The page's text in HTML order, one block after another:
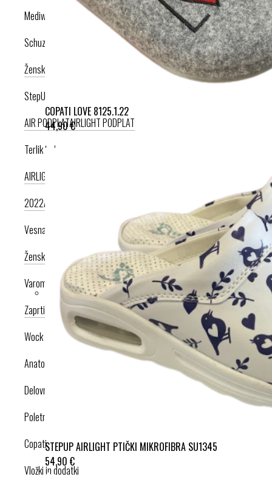
COPATI LOVE 8125.1.22
44,90 €
STEPUP AIRLIGHT PTIČKI MIKROFIBRA SU1345
54,90 €
Mediwalk
Schuzz
Ženska kolekcija
StepUp
AIR PODPLATAIRLIGHT PODPLAT
Terlik Sabo
AIRLIGHT PODPLAT II. NOVI
2022AIRLIGHT PODPLAT I. KRIŽNI PAŠČEK
AIR PODPLAT
Vesna anatomic
Ženska kolekcijaMoška kolekcija
Varomed
Zaprti modeliOdprti modeliNogavice
Wock
Anatomska obutev
Delovna obutev s certifikatom
Poletna obutev
Copati
Vložki in dodatki